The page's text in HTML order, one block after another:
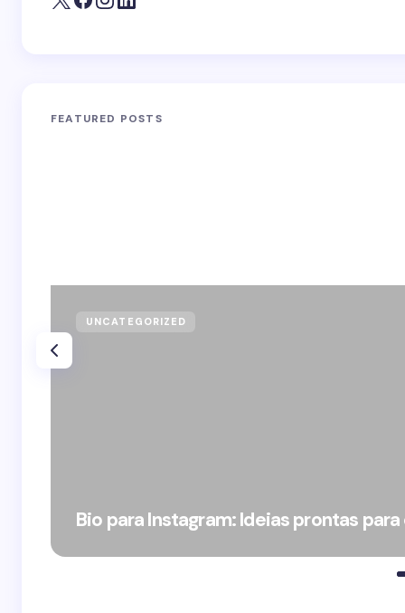
FEATURED POSTS
UNCATEGORIZED
Bio para Instagram: Ideias prontas